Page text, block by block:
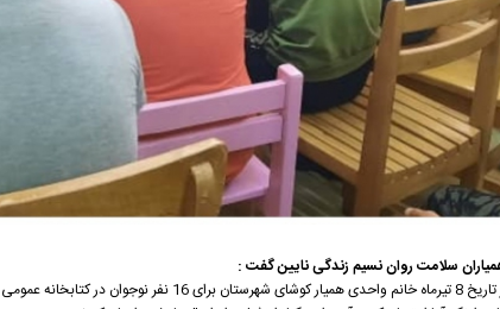
سلامت روان نسیم زندگی نایین گفت :
برگزار کردند.